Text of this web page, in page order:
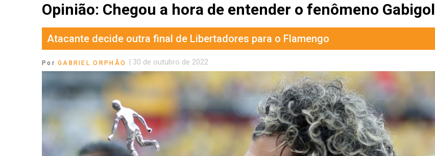
Opinião: Chegou a hora de entender o fenômeno Gabigol
Atacante decide outra final de Libertadores para o Flamengo
Por GABRIEL ORPHÃO | 30 de outubro de 2022